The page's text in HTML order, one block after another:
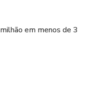
em menos de 3